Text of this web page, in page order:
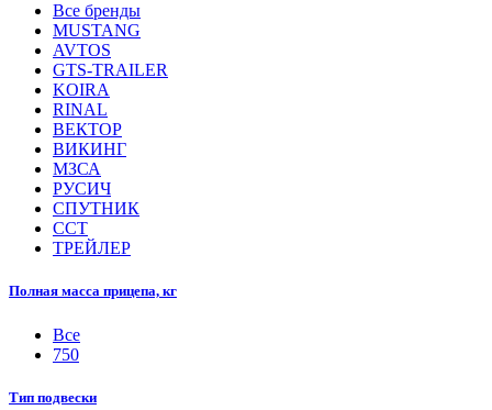
Все бренды
MUSTANG
AVTOS
GTS-TRAILER
KOIRA
RINAL
ВЕКТОР
ВИКИНГ
МЗСА
РУСИЧ
СПУТНИК
ССТ
ТРЕЙЛЕР
Полная масса прицепа, кг
Все
750
Тип подвески